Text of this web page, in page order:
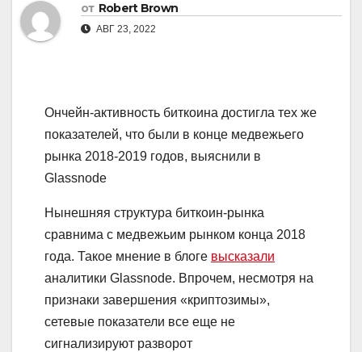
от Robert Brown
АВГ 23, 2022
Ончейн-активность биткоина достигла тех же
показателей, что были в конце медвежьего
рынка 2018-2019 годов, выяснили в
Glassnode
Нынешняя структура биткоин-рынка
сравнима с медвежьим рынком конца 2018
года. Такое мнение в блоге высказали
аналитики Glassnode. Впрочем, несмотря на
признаки завершения «криптозимы»,
сетевые показатели все еще не
сигнализируют разворот